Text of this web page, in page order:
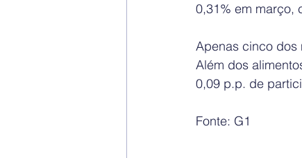
0,31% em março,
Apenas cinco dos
Além dos
0,09 p.p. de
Fonte: G1